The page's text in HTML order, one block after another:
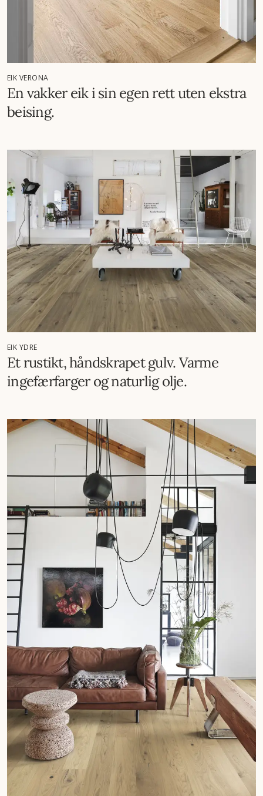
EIK VERONA
En vakker eik i sin egen rett uten ekstra
beising.
EIK YDRE
Et rustikt, håndskrapet gulv. Varme
ingefærfarger og naturlig olje.